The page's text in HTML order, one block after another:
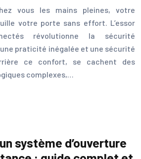
vous les mains pleines, votre
votre porte sans effort. L’essor
révolutionne la sécurité
praticité inégalée et une sécurité
ce confort, se cachent des
complexes,…
système d’ouverture